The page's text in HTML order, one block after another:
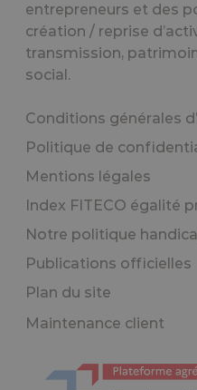
entrepreneurs et des
création / reprise
transmission,
social.
Conditions générales
Politique de
Mentions légales
Index FITECO égalité
Notre politique
Publications officielles
Plan du site
Maintenance client